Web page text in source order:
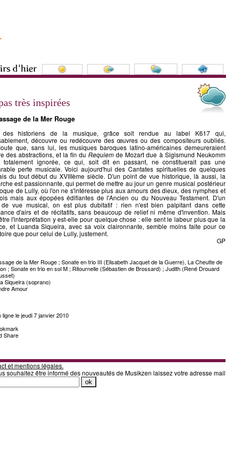
très inspirées
de la Mer Rouge
des historiens de la musique, grâce soit rendue au label K617 qui,
découvre ou redécouvre des œuvres ou des compositeurs oubliés.
que, sans lui, les musiques baroques latino-américaines demeureraient
des abstractions, et la fin duRequiem de Mozart due à Sigismund Neukomm
totalement ignorée, ce qui, soit dit en passant, ne constituerait pas une
perte musicale. Voici aujourd'hui des Cantates spirituelles de quelques
du tout début du XVIIIème siècle. D'un point de vue historique, là aussi, la
est passionnante, qui permet de mettre au jour un genre musical postérieur
de Lully, où l'on ne s'intéresse plus aux amours des dieux, des nymphes et
mais aux épopées édifiantes de l'Ancien ou du Nouveau Testament. D'un
de vue musical, on est plus dubitatif : rien n'est bien palpitant dans cette
d'airs et de récitatifs, sans beaucoup de relief ni même d'invention. Mais
l'interprétation y est-elle pour quelque chose : elle sent le labeur plus que la
et Luanda Siqueira, avec sa voix claironnante, semble moins faite pour ce
que pour celui de Lully, justement.
GP
de la Mer Rouge ; Sonate en trio III (Elisabeth Jacquet de la Guerre), La Cheutte de
; Sonate en trio en sol M ; Ritournelle (Sébastien de Brossard) ; Judith (René Drouard
Siqueira (soprano)
Amour
ligne le jeudi 7 janvier 2010
et mentions légales.
souhaitez être informé des nouveautés de Musikzen laissez votre adresse mail